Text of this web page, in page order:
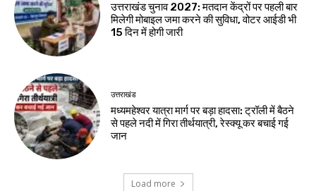
उत्तराखंड चुनाव 2027: मतदान केंद्रों पर पहली बार
मिलेगी मोबाइल जमा करने की सुविधा, वोटर आईडी भी
15 दिन में होगी जारी
उत्तराखंड
मध्यमहेश्वर यात्रा मार्ग पर बड़ा हादसा: ट्रॉली में बैठने
से पहले नदी में गिरा तीर्थयात्री, रेस्क्यू कर बचाई गई
जान
Load more